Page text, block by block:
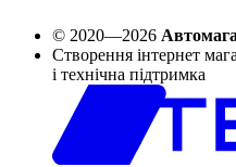
© 2020—2026
Створення інтернет
і технічна підтримка